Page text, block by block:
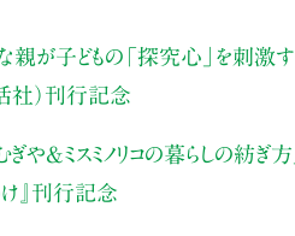
親が子どもの「探究心」を刺激する
社）刊行記念
ぎや&ミスミノリコの暮らしの紡ぎ方」
』 刊行記念